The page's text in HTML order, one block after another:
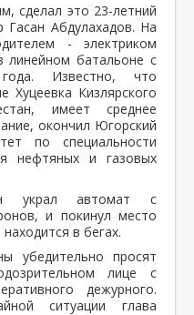
сделал это 23-летний
Абдулахадов. На
- электриком
линейном батальоне с
Известно, что
Хуцеевка Кизлярского
имеет среднее
окончил Югорский
по специальности
нефтяных и газовых
украл автомат с
и покинул место
в бегах.
убедительно просят
лице с
дежурного.
ситуации глава